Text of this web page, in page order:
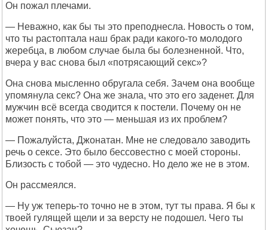
Он пожал плечами.
— Неважно, как бы ты это преподнесла. Новость о том,
что ты растоптала наш брак ради какого-то молодого
жеребца, в любом случае была бы болезненной. Что,
вчера у вас снова был «потрясающий секс»?
Она снова мысленно обругала себя. Зачем она вообще
упомянула секс? Она же знала, что это его заденет. Для
мужчин всё всегда сводится к постели. Почему он не
может понять, что это — меньшая из их проблем?
— Пожалуйста, Джонатан. Мне не следовало заводить
речь о сексе. Это было бессовестно с моей стороны.
Близость с тобой — это чудесно. Но дело же не в этом.
Он рассмеялся.
— Ну уж теперь-то точно не в этом, тут ты права. Я бы к
твоей гулящей щели и за версту не подошел. Чего ты